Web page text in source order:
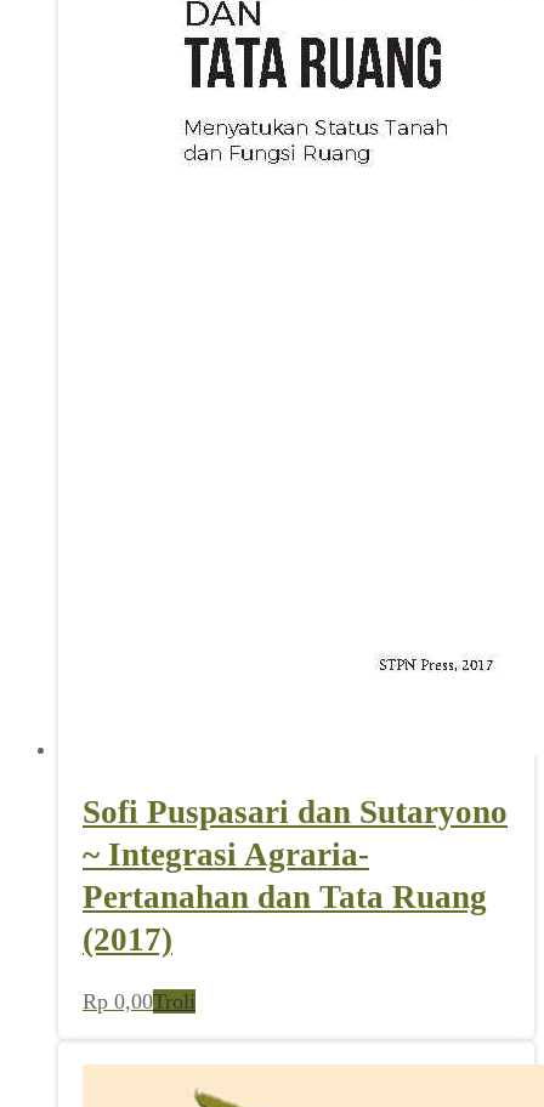
Sofi Puspasari dan Sutaryono
~ Integrasi Agraria-
Pertanahan dan Tata Ruang
(2017)
Rp 0,00Troli